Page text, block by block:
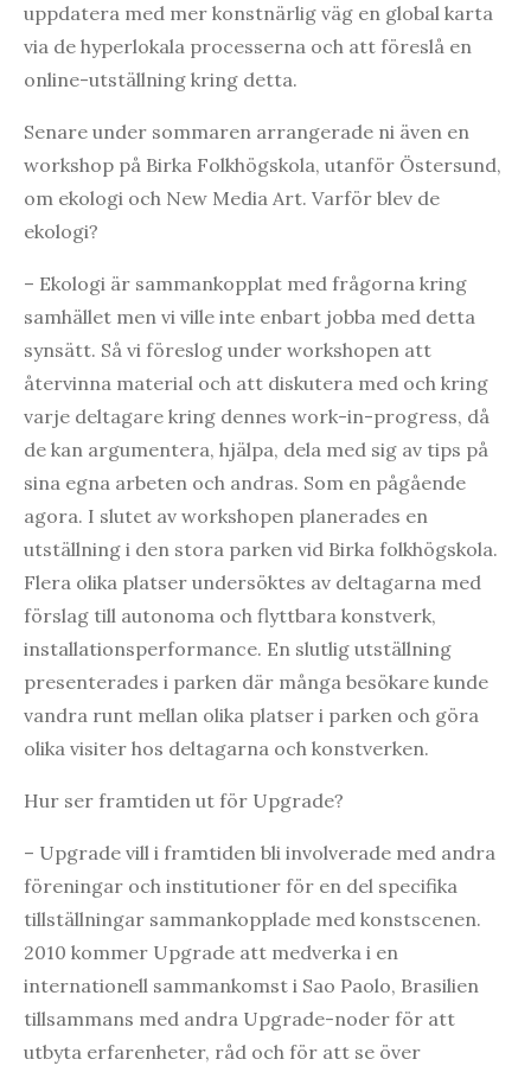
uppdatera med mer konstnärlig väg en global karta
via de hyperlokala processerna och att föreslå en
online-utställning kring detta.
Senare under sommaren arrangerade ni även en
workshop på Birka Folkhögskola, utanför Östersund,
om ekologi och New Media Art. Varför blev de
ekologi?
– Ekologi är sammankopplat med frågorna kring
samhället men vi ville inte enbart jobba med detta
synsätt. Så vi föreslog under workshopen att
återvinna material och att diskutera med och kring
varje deltagare kring dennes work-in-progress, då
de kan argumentera, hjälpa, dela med sig av tips på
sina egna arbeten och andras. Som en pågående
agora. I slutet av workshopen planerades en
utställning i den stora parken vid Birka folkhögskola.
Flera olika platser undersöktes av deltagarna med
förslag till autonoma och flyttbara konstverk,
installationsperformance. En slutlig utställning
presenterades i parken där många besökare kunde
vandra runt mellan olika platser i parken och göra
olika visiter hos deltagarna och konstverken.
Hur ser framtiden ut för Upgrade?
– Upgrade vill i framtiden bli involverade med andra
föreningar och institutioner för en del specifika
tillställningar sammankopplade med konstscenen.
2010 kommer Upgrade att medverka i en
internationell sammankomst i Sao Paolo, Brasilien
tillsammans med andra Upgrade-noder för att
utbyta erfarenheter, råd och för att se över